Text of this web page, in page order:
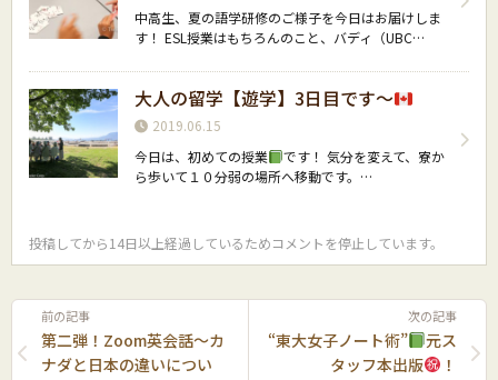
中高生、夏の語学研修のご様子を今日はお届けしま
す！ ESL授業はもちろんのこと、バディ（UBC…
大人の留学【遊学】3日目です〜
2019.06.15
今日は、初めての授業
です！ 気分を変えて、寮か
ら歩いて１０分弱の場所へ移動です。…
投稿してから14日以上経過しているためコメントを停止しています。
前の記事
第二弾！Zoom英会話〜カ
ナダと日本の違いについ
次の記事
“東大女子ノート術”
元ス
タッフ本出版
！